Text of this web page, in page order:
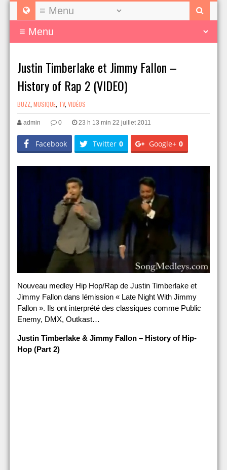
Justin Timberlake et Jimmy Fallon –
History of Rap 2 (VIDEO)
BUZZ MUSIQUE TV, VIDÉOS
admin 0 23 h 13 min 22 juillet 2011
Facebook Twitter 0 Google+ 0
Nouveau medley Hip Hop/Rap de Justin Timberlake et
Jimmy Fallon dans lémission « Late Night With Jimmy
Fallon ». Ils ont interprété des classiques comme Public
Enemy, DMX, Outkast…
Justin Timberlake & Jimmy Fallon – History of Hip-
Hop (Part 2)